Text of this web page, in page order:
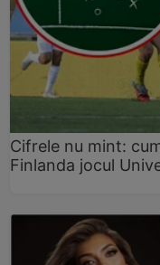
Cifrele nu mint:
Finlanda jocul